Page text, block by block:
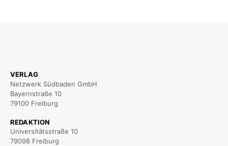
VERLAG
Netzwerk Südbaden GmbH
Bayernstraße 10
79100 Freiburg
REDAKTION
Universitätsstraße 10
79098 Freiburg